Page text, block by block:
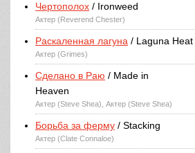
Чертополох / Ironweed
Актер (Reverend Chester)
Раскаленная лагуна / Laguna Heat
Актер (Grimes)
Сделано в Раю / Made in
Heaven
Актер (Steve Shea), Актер (Steve Shea)
Борьба за ферму / Stacking
Актер (Clate Connaloe)